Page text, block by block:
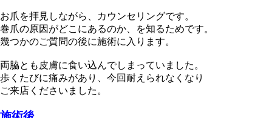
お爪を拝見しながら、カウンセリングです。
巻爪の原因がどこにあるのか、を知るためです。
幾つかのご質問の後に施術に入ります。
両脇とも皮膚に食い込んでしまっていました。
歩くたびに痛みがあり、今回耐えられなくなり
ご来店くださいました。